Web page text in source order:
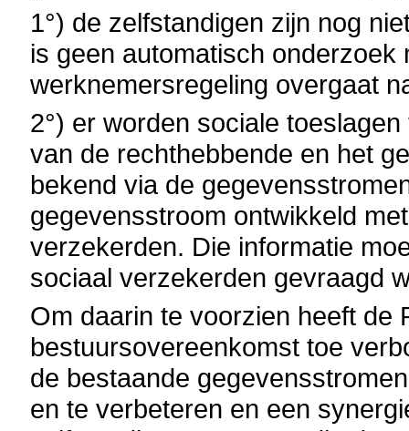
1°) de zelfstandigen zijn nog
is geen automatisch
werknemersregeling overgaat
2°) er worden sociale
van de rechthebbende en het
bekend via de
gegevensstroom ontwikkeld
verzekerden. Die informatie
sociaal verzekerden gevraagd
Om daarin te voorzien heeft de
bestuursovereenkomst toe
de bestaande
en te verbeteren en een